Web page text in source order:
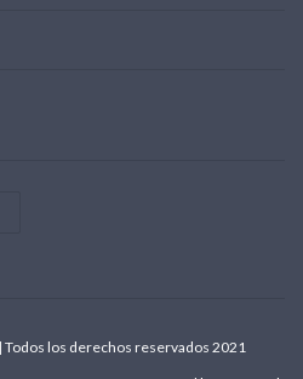
Todos los derechos reservados 2021